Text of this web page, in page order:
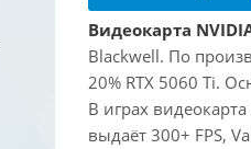
Видеокарта
Blackwell. По
20% RTX 5060 Ti.
В играх
выдаёт 300+ FPS,